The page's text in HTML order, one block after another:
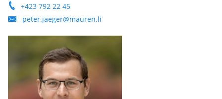
+423 792 22 45
peter.jaeger@mauren.li